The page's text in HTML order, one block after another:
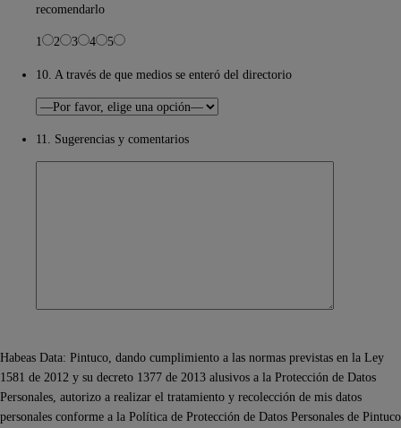
recomendarlo
1 2 3 4 5
10. A través de que medios se enteró del directorio
11. Sugerencias y comentarios
Habeas Data: Pintuco, dando cumplimiento a las normas previstas en la Ley
1581 de 2012 y su decreto 1377 de 2013 alusivos a la Protección de Datos
Personales, autorizo a realizar el tratamiento y recolección de mis datos
personales conforme a la Política de Protección de Datos Personales de Pintuco